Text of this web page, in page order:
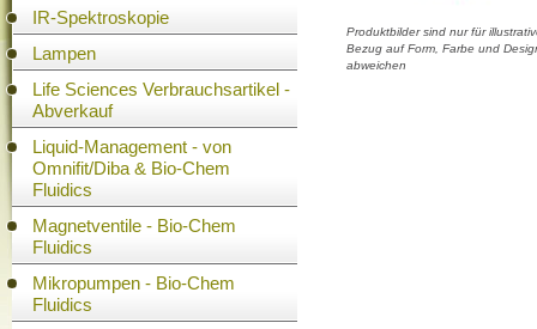
IR-Spektroskopie
Lampen
Life Sciences Verbrauchsartikel -
Abverkauf
Liquid-Management - von
Omnifit/Diba & Bio-Chem
Fluidics
Magnetventile - Bio-Chem
Fluidics
Mikropumpen - Bio-Chem
Fluidics
Produktbilder sind nur für
Bezug auf Form, Farbe und
abweichen